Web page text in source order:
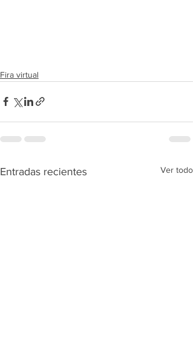
Fira virtual
Entradas recientes Ver todo